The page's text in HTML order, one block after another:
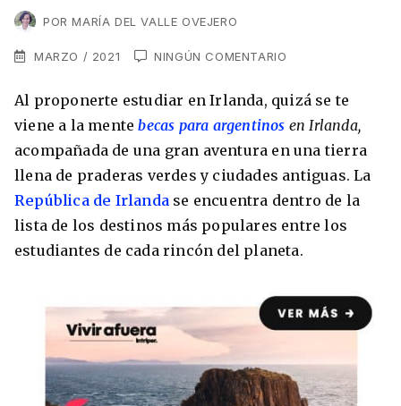
digital
Australia permitirá la entrada de
estudiantes y trabajadores cualificados
Oceanía
Australia
Nueva Zelanda
América
Canadá
Estados Unidos
Ecuador
Estudia un Máster de Marketing en Madrid
Suscríbete a nuestro
newsletter
vivir afuera.
He leído y acepto los Términos y
Condiciones
ENVIAR
POR MARÍA DEL VALLE OVEJERO
MARZO / 2021 NINGÚN COMENTARIO
Al proponerte estudiar en Irlanda, quizá se te
viene a la mentebecas para argentinos en Irlanda,
acompañada de una gran aventura en una tierra
llena de praderas verdes y ciudades antiguas. La
República de Irlanda se encuentra dentro de la
lista de los destinos más populares entre los
estudiantes de cada rincón del planeta.